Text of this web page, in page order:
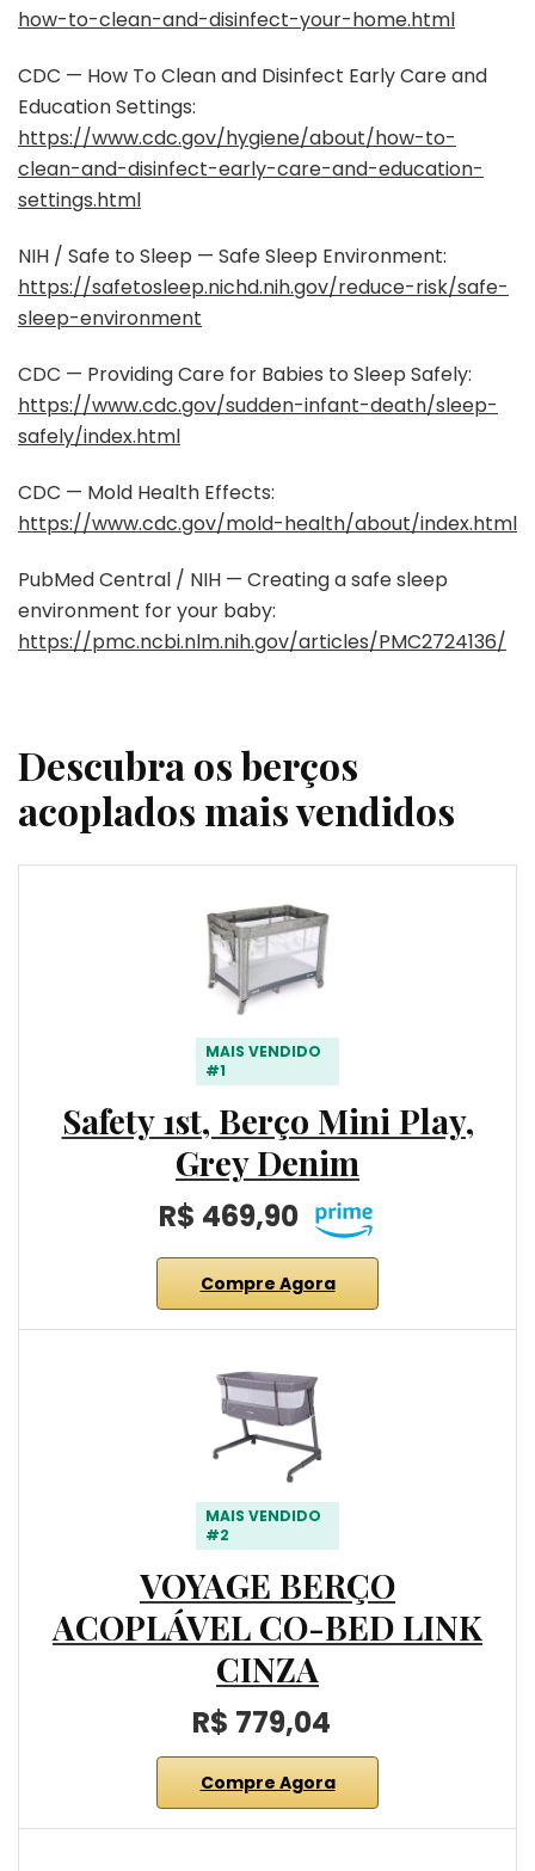
how-to-clean-and-disinfect-your-home.html
CDC — How To Clean and Disinfect Early Care and
Education Settings:
https://www.cdc.gov/hygiene/about/how-to-
clean-and-disinfect-early-care-and-education-
settings.html
NIH / Safe to Sleep — Safe Sleep Environment:
https://safetosleep.nichd.nih.gov/reduce-risk/safe-
sleep-environment
CDC — Providing Care for Babies to Sleep Safely:
https://www.cdc.gov/sudden-infant-death/sleep-
safely/index.html
CDC — Mold Health Effects:
https://www.cdc.gov/mold-health/about/index.html
PubMed Central / NIH — Creating a safe sleep
environment for your baby:
https://pmc.ncbi.nlm.nih.gov/articles/PMC2724136/
Descubra os berços
acoplados mais vendidos
MAIS VENDIDO
#1
Safety 1st, Berço Mini Play,
Grey Denim
R$ 469,90
Compre Agora
MAIS VENDIDO
#2
VOYAGE BERÇO
ACOPLÁVEL CO-BED LINK
CINZA
R$ 779,04
Compre Agora